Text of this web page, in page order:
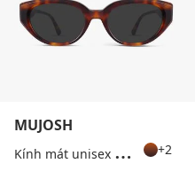
MUJOSH
K
ính mát unisex gọng mắt mèo hiện đại +2